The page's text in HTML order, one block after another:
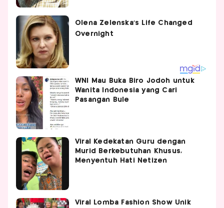
WNI Mau Buka Biro Jodoh untuk
Wanita Indonesia yang Cari
Pasangan Bule
Viral Kedekatan Guru dengan
Murid Berkebutuhan Khusus,
Menyentuh Hati Netizen
Viral Lomba Fashion Show Unik